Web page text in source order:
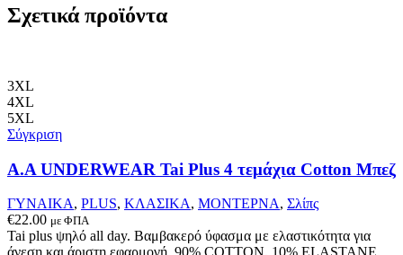
πολλαπλές
παραλλαγές.
στη
σελίδα
του
προϊόντος
Σχετικά προϊόντα
3XL
4XL
5XL
Σύγκριση
Α.A UNDERWEAR Tai Plus 4 τεμάχια Cotton Μπεζ
ΓΥΝΑΙΚΑ, PLUS, ΚΛΑΣΙΚΑ, ΜΟΝΤΕΡΝΑ, Σλίπς
€22.00 με ΦΠΑ
Tai plus ψηλό all day. Βαμβακερό ύφασμα με ελαστικότητα για